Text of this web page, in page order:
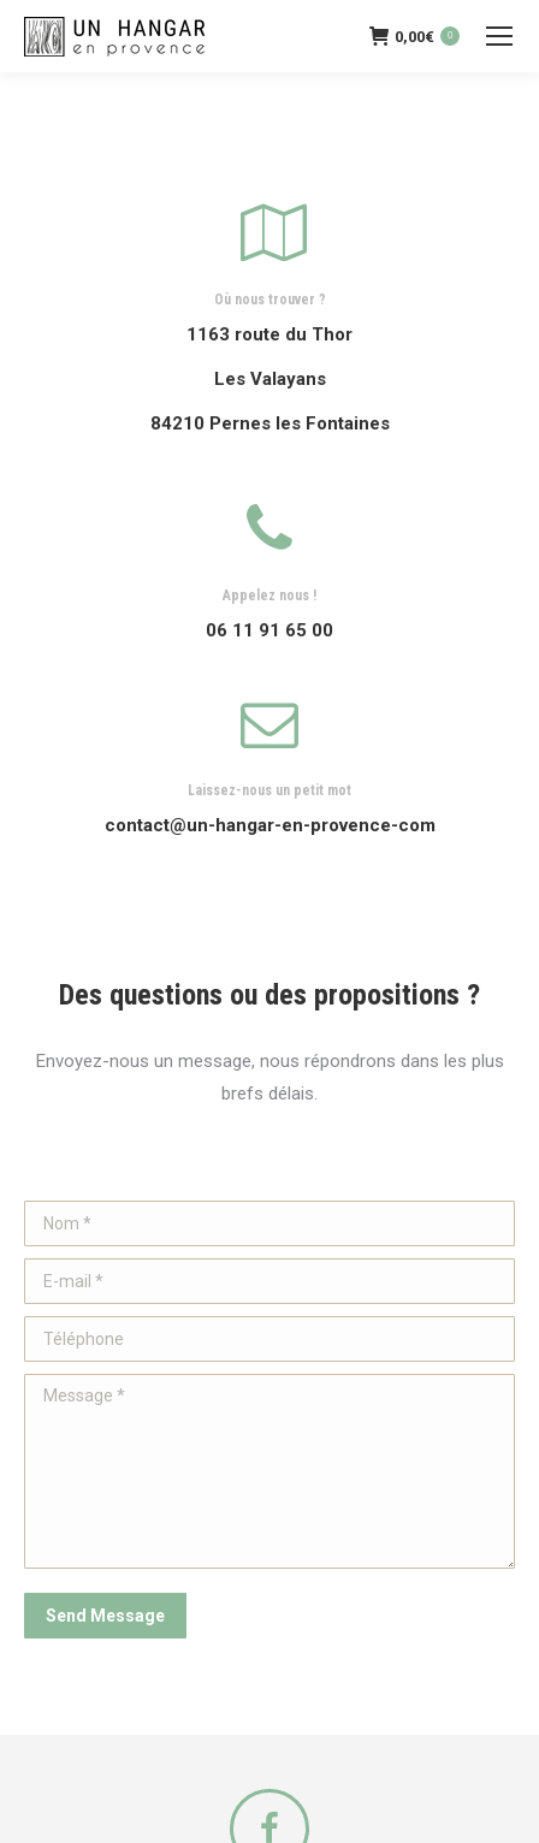
0,00€ 0
Où nous trouver ?
1163 route du Thor
Les Valayans
84210 Pernes les Fontaines
Appelez nous !
06 11 91 65 00
Laissez-nous un petit mot
contact@un-hangar-en-provence-com
Des questions ou des propositions ?
Envoyez-nous un message, nous répondrons dans les plus
brefs délais.
Nom *
E-mail *
Téléphone
Message *
Send Message